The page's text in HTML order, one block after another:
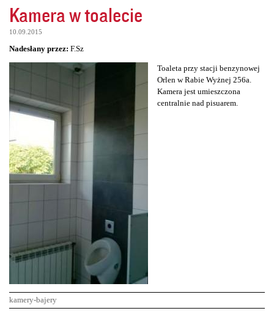
Kamera w toalecie
10.09.2015
Nadesłany przez: F.Sz
Toaleta przy stacji benzynowej
Orlen w Rabie Wyżnej 256a.
Kamera jest umieszczona
centralnie nad pisuarem.
kamery-bajery